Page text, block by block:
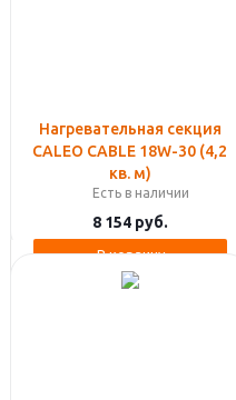
Нагревательная секция
CALEO CABLE 18W-30 (4,2
кв. м)
Есть в наличии
8 154руб.
В корзину